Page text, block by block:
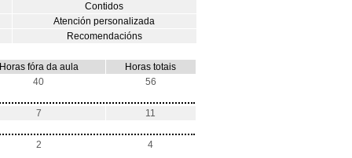
Contidos
Atención personalizada
Recomendacións
Horas fóra da aula
Horas totais
40 56
7 11
2 4